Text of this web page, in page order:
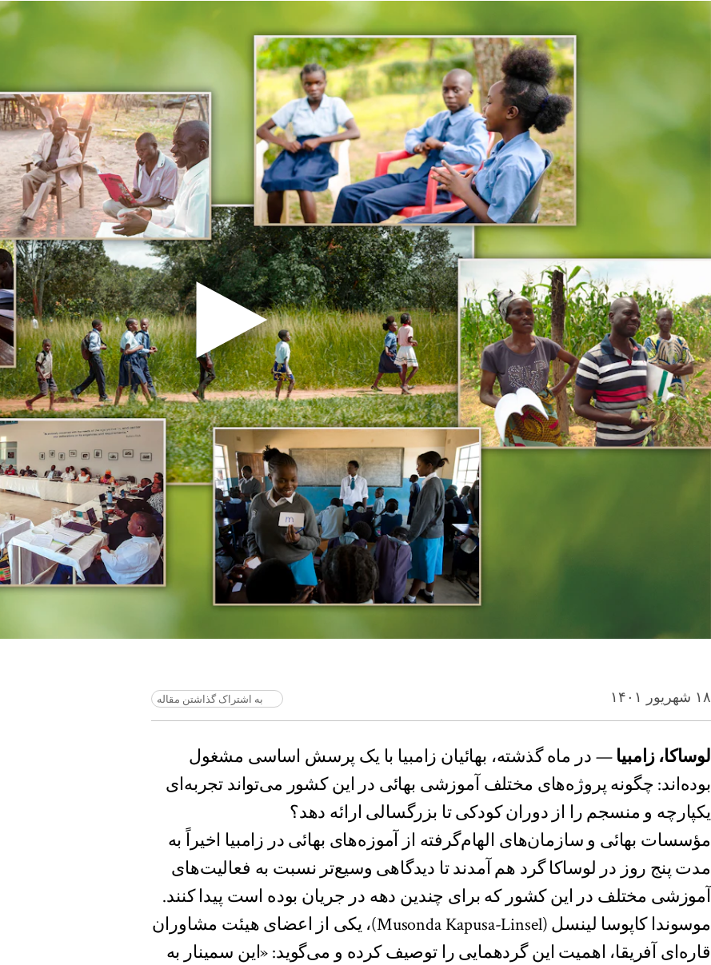
۱۸ شهریور ۱۴۰۱ به اشتراک گذاشتن مقاله
لوساکا، زامبیا — در ماه گذشته، بهائیان زامبیا با یک پرسش اساسی مشغول
بوده‌اند: چگونه پروژه‌های مختلف آموزشی بهائی در این کشور می‌تواند تجربه‌ای
یکپارچه و منسجم را از دوران کودکی تا بزرگسالی ارائه دهد؟
مؤسسات بهائی و سازمان‌های الهام‌گرفته از آموزه‌های بهائی در زامبیا اخیراً به
مدت پنج روز در لوساکا گرد هم آمدند تا دیدگاهی وسیع‌تر نسبت به فعالیت‌های
آموزشی مختلف در این کشور که برای چندین دهه در جریان بوده است پیدا کنند.
موسوندا کاپوسا لینسل (Musonda Kapusa-Linsel)، یکی از اعضای هیئت مشاوران
قاره‌ای آفریقا، اهمیت این گردهمایی را توصیف کرده و می‌گوید: «این سمینار به